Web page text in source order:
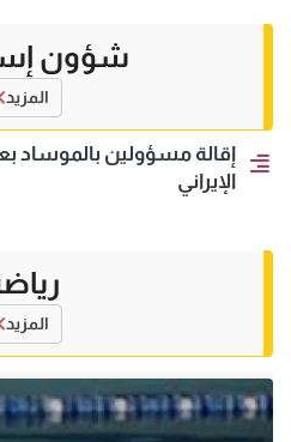
شؤون
المزيد
إقالة مسؤولين بالموساد
الإيراني
المزيد